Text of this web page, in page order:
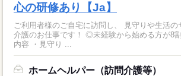
心の研修あり【Ja】
ご利用者様のご自宅に訪問し、 見守りや生活の
介護のお仕事です！ ◎未経験から始める方が8割です！ ▼具体的な
内容 ・見守り ...
ホームヘルパー（訪問介護等）